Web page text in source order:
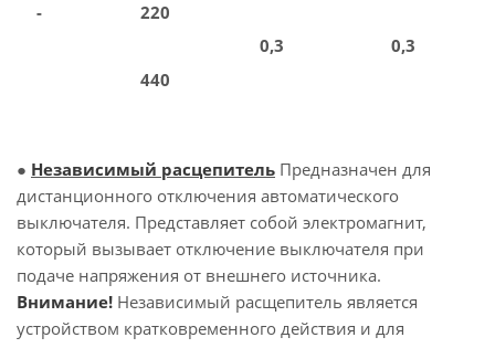
-
220
0,3
0,3
440
● Независимый расцепитель Предназначен для
дистанционного отключения автоматического
выключателя. Представляет собой электромагнит,
который вызывает отключение выключателя при
подаче напряжения от внешнего источника.
Внимание! Независимый расщепитель является
устройством кратковременного действия и для